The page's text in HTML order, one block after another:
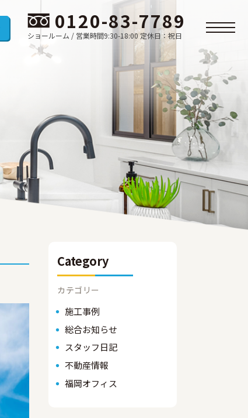
0120-83-7789
ショールーム / 営業時間9:30-18:00 定休日：祝日
Category
カテゴリー
施工事例
総合お知らせ
スタッフ日記
不動産情報
福岡オフィス